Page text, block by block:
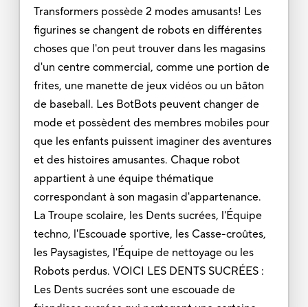
Transformers possède 2 modes amusants! Les
figurines se changent de robots en différentes
choses que l'on peut trouver dans les magasins
d'un centre commercial, comme une portion de
frites, une manette de jeux vidéos ou un bâton
de baseball. Les BotBots peuvent changer de
mode et possèdent des membres mobiles pour
que les enfants puissent imaginer des aventures
et des histoires amusantes. Chaque robot
appartient à une équipe thématique
correspondant à son magasin d'appartenance.
La Troupe scolaire, les Dents sucrées, l'Équipe
techno, l'Escouade sportive, les Casse-croûtes,
les Paysagistes, l'Équipe de nettoyage ou les
Robots perdus. VOICI LES DENTS SUCRÉES :
Les Dents sucrées sont une escouade de